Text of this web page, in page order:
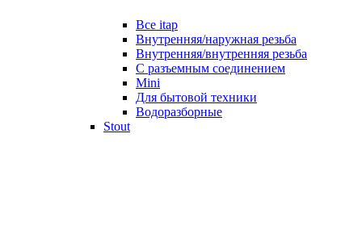
Все itap
Внутренняя/наружная резьба
Внутренняя/внутренняя резьба
С разъемным соединением
Mini
Для бытовой техники
Водоразборные
Stout